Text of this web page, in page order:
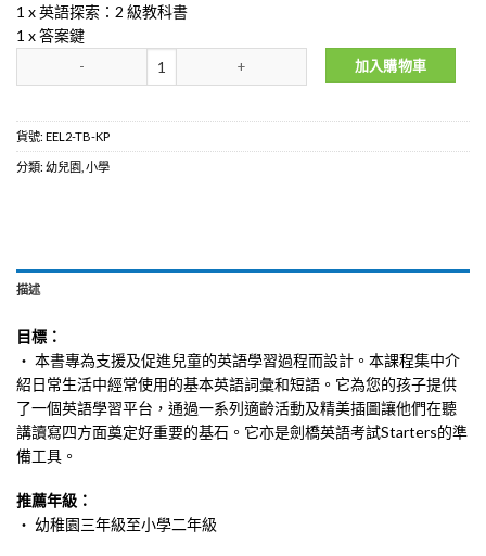
1 x 英語探索：2 級教科書
1 x 答案鍵
加入購物車
貨號: EEL2-TB-KP
分類: 幼兒園 小學
描述
目標：
・ 本書專為支援及促進兒童的英語學習過程而設計。本課程集中介
紹日常生活中經常使用的基本英語詞彙和短語。它為您的孩子提供
了一個英語學習平台，通過一系列適齡活動及精美插圖讓他們在聽
講讀寫四方面奠定好重要的基石。它亦是劍橋英語考試Starters的準
備工具。
推薦年級：
・ 幼稚園三年級至小學二年級